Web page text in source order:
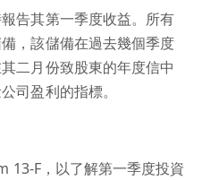
告其第一季度收益。所有
，該儲備在過去幾個季度
二月份致股東的年度信中
司盈利的指標。
13-F，以了解第一季度投資